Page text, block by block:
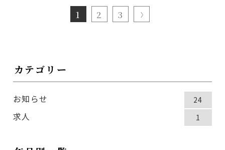
1 2 3
カテゴリー
お知らせ 24
求人 1